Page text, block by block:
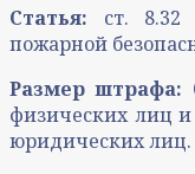
Статья: ст.
пожарной
Размер штрафа:
физических лиц и
юридических лиц.